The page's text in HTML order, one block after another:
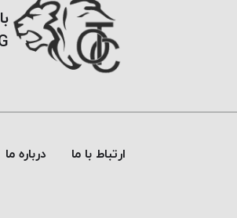
ارتباط با ما درباره ما